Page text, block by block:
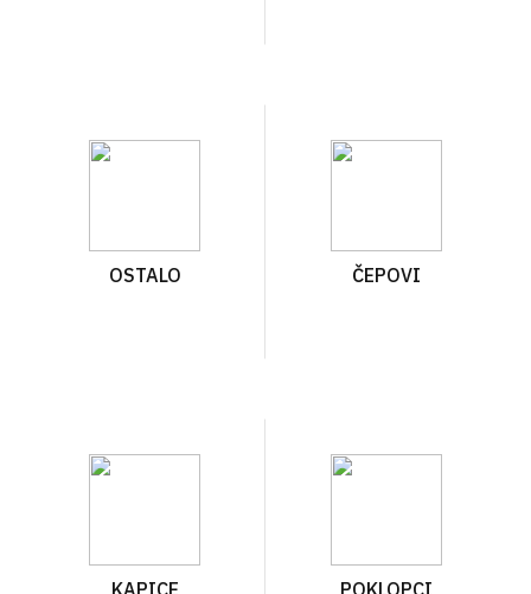
OSTALO ČEPOVI
KAPICE
POKLOPCI